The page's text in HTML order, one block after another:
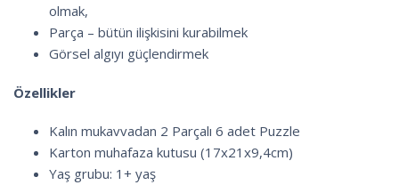
olmak,
Parça – bütün ilişkisini kurabilmek
Görsel algıyı güçlendirmek
Özellikler
Kalın mukavvadan 2 Parçalı 6 adet Puzzle
Karton muhafaza kutusu (17x21x9,4cm)
Yaş grubu: 1+ yaş